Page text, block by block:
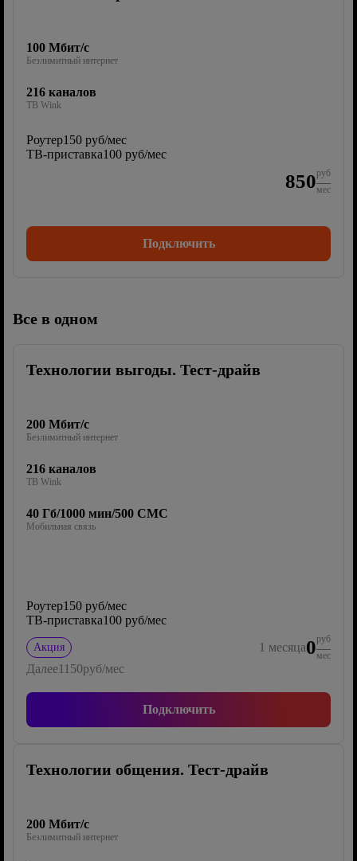
100 Мбит/с
Безлимитный интернет
216 каналов
ТВ Wink
Роутер150 руб/мес
ТВ-приставка100 руб/мес
850руб
мес
Подключить
Все в одном
Технологии выгоды. Тест-драйв
200 Мбит/с
Безлимитный интернет
216 каналов
ТВ Wink
40 Гб/1000 мин/500 СМС
Мобильная связь
Роутер150 руб/мес
ТВ-приставка100 руб/мес
Акция 1 месяца0руб
мес
Далее1150руб/мес
Подключить
Технологии общения. Тест-драйв
200 Мбит/с
Безлимитный интернет